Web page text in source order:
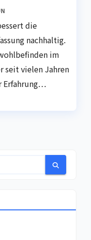
die
nachhaltig.
im
seit vielen Jahren
Erfahrung…